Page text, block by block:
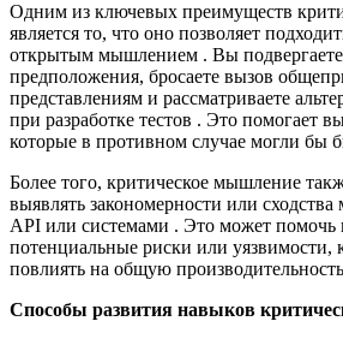
Одним из ключевых преимуществ
является то, что оно позволяет
открытым мышлением . Вы
предположения, бросаете вызов
представлениям и рассматриваете
при разработке тестов . Это помогает
которые в противном случае могли бы
Более того, критическое мышление
выявлять закономерности или
API или системами . Это может помочь
потенциальные риски или уязвимости,
повлиять на общую
Способы развития навыков